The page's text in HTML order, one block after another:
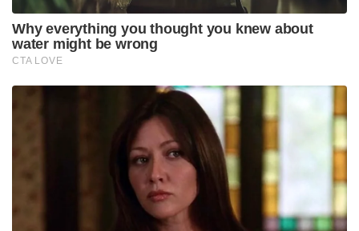
വ്യവസ്ഥയെയും കൂടുതൽ ഉന്നതിയിൽ എത്തിക്കാൻ
പുതിയ റെയിൽവേ പാത വഴി കഴിയും എന്നാണ്
പ്രതീക്ഷിക്കപ്പെടുന്നത്. കാശ്മീരിൽ ഉദ്ഘാടന ട്രെയിൻ
ലോകത്തിലെ ഏറ്റവും ഉയരം കൂടിയ ചെനാബ്
റെയിൽ പാലം സന്ദർശിക്കുകയും ചെയ്യുന്നതാണ്.
അതേ ദിവസം തന്നെ കത്രയിൽ ഒരു പൊതു
റാലിയെയും അദ്ദേഹം അഭിസംബോധന ചെയ്യും.
pm modi rail link